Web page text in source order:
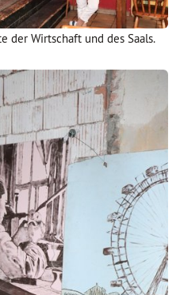
der Wirtschaft und des Saals.